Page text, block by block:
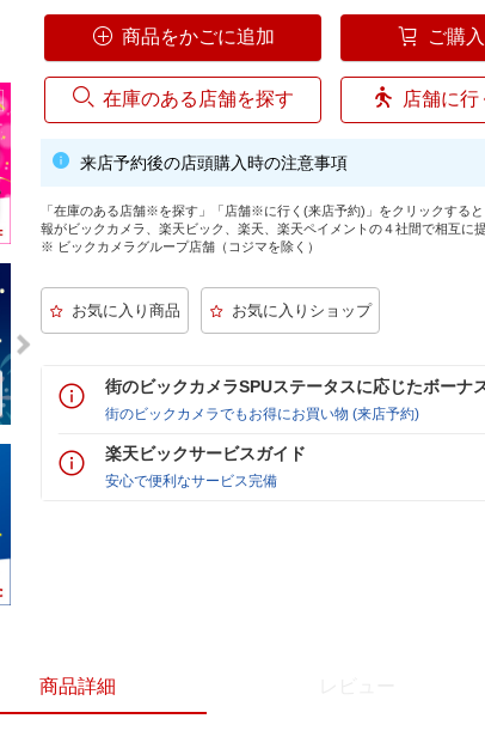
商品をかごに追加 ご購
在庫のある店舗を探す 店舗に
来店予約後の店頭購入時の注意事項
「在庫のある店舗※を探す」「店舗※に行く(来店予約)」をクリックする
報がビックカメラ、楽天ビック、楽天、楽天ペイメントの４社間で相互に
※ ビックカメラグループ店舗（コジマを除く）
街のビックカメラSPUステータスに応じたボーナ
街のビックカメラでもお得にお買い物 (来店予約)
楽天ビックサービスガイド
安心で便利なサービス完備
商品詳細